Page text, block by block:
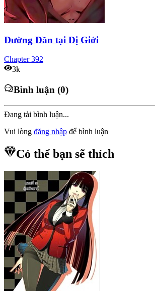
Đường Dần tại Dị Giới
Chapter392
3k
Bình luận (0)
Đang tải bình luận...
Vui lòng đăng nhập để bình luận
Có thể bạn sẽ thích